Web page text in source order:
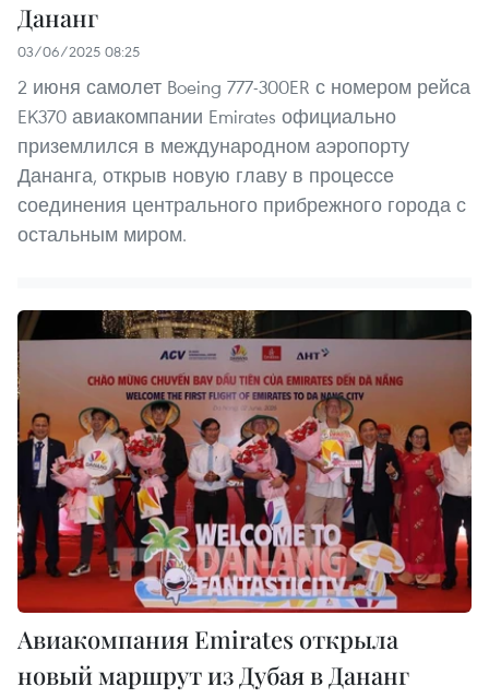
Дананг
03/06/2025 08:25
2 июня самолет Boeing 777-300ER с номером рейса
EK370 авиакомпании Emirates официально
приземлился в международном аэропорту
Дананга, открыв новую главу в процессе
соединения центрального прибрежного города с
остальным миром.
Авиакомпания Emirates открыла
новый маршрут из Дубая в Дананг